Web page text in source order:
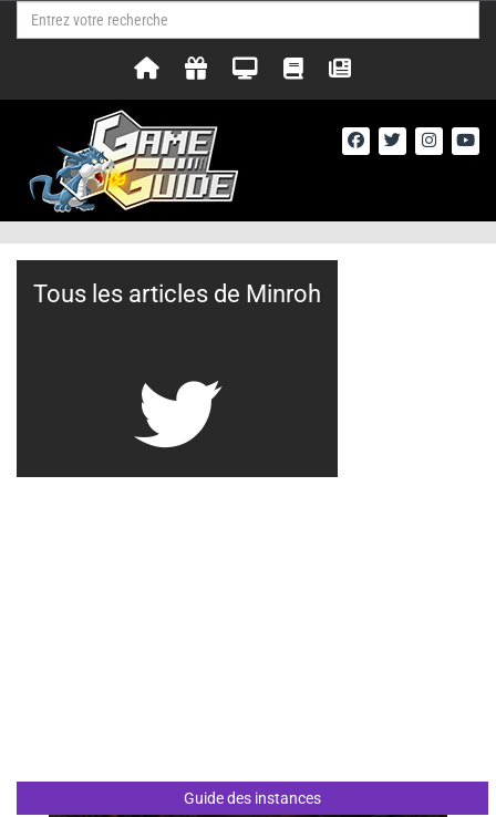
Guide des instances
Tous les articles de Minroh